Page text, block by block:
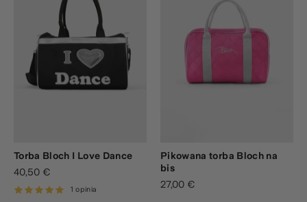
Torba Bloch I Love Dance
40,50 €
1 opinia
Pikowana torba Bloch na
bis
27,00 €